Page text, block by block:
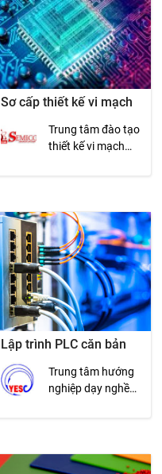
Sơ cấp thiết kế vi mạch
Trung tâm đào tạo
thiết kế vi mạch
Lập trình PLC căn bản
Trung tâm hướng
nghiệp dạy nghề